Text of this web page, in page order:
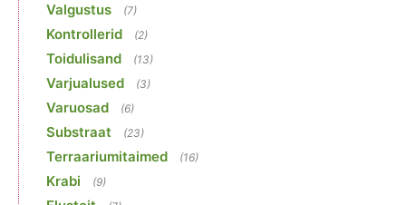
Valgustus (7)
Kontrollerid (2)
Toidulisand (13)
Varjualused (3)
Varuosad (6)
Substraat (23)
Terraariumitaimed (16)
Krabi (9)